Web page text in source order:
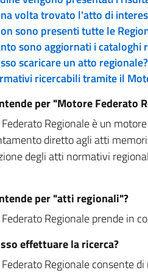
volta trovato l'atto di
sono presenti tutte le
sono aggiornati i cataloghi
scaricare un atto regionale?
ricercabili tramite il
per "Motore Federato
Regionale è un
diretto agli atti
degli atti normativi
per "atti regionali"?
Regionale prende in
effettuare la ricerca?
Regionale consente